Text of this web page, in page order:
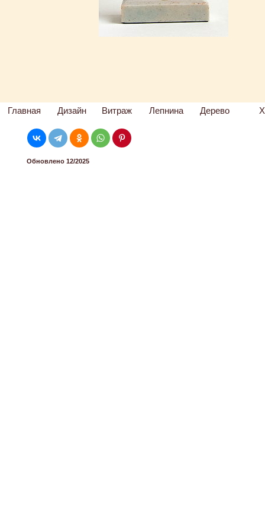
Главная Дизайн Витраж Лепнина Дерево
Обновлено 12/2025